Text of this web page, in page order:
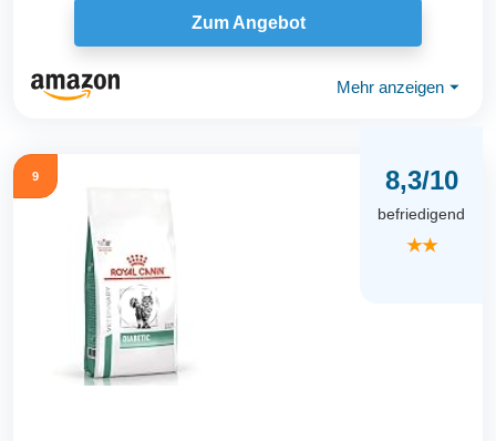
Zum Angebot
Mehr anzeigen ⏷
9 8,3/10
befriedigend
★★